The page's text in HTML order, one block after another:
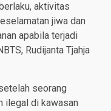
aktivitas
jiwa dan
apabila terjadi
Rudijanta Tjahja
seorang
ilegal di kawasan